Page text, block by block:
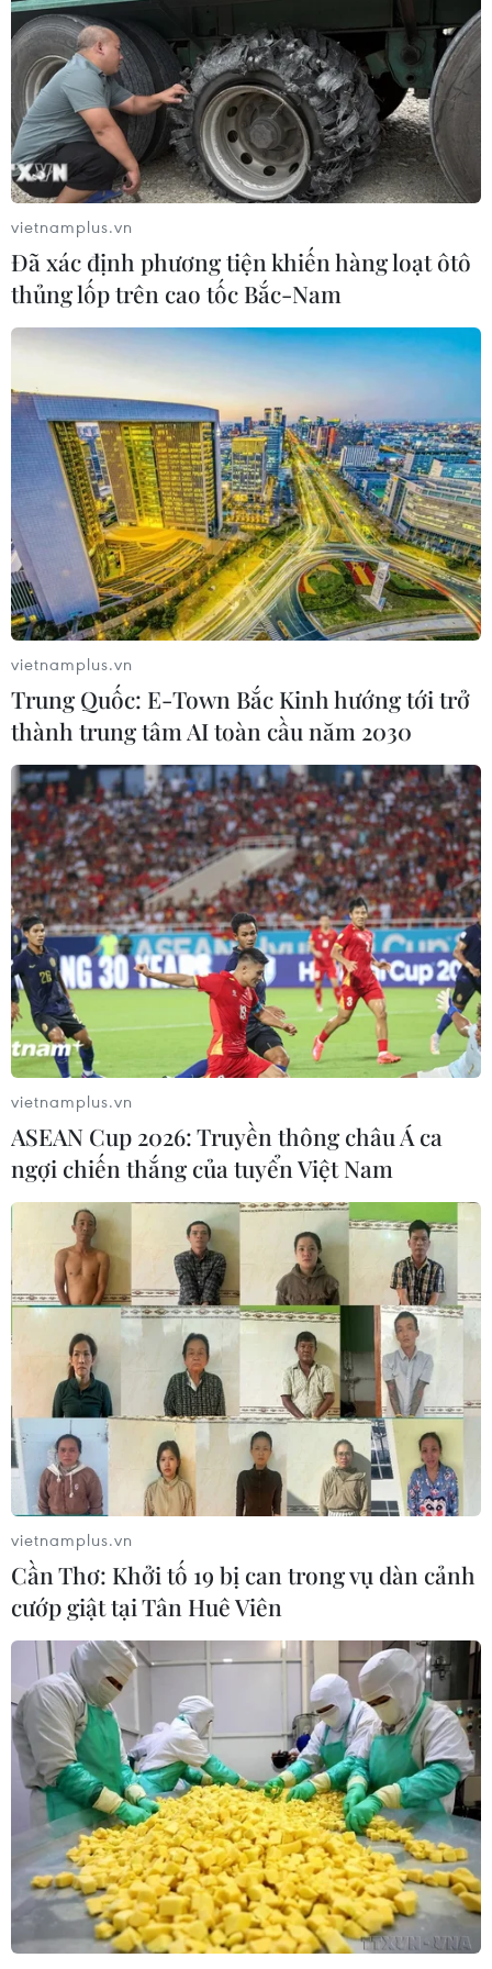
TIN CÙNG CHUYÊN MỤC
Đà Nẵng tìm "lời giải bài toán" an
ninh nguồn nước
vietnamplus.vn
Đã xác định phương tiện khiến hàng loạt ôtô
thủng lốp trên cao tốc Bắc-Nam
vietnamplus.vn
Trung Quốc: E-Town Bắc Kinh hướng tới trở
thành trung tâm AI toàn cầu năm 2030
vietnamplus.vn
ASEAN Cup 2026: Truyền thông châu Á ca
ngợi chiến thắng của tuyển Việt Nam
vietnamplus.vn
Cần Thơ: Khởi tố 19 bị can trong vụ dàn cảnh
cướp giật tại Tân Huê Viên